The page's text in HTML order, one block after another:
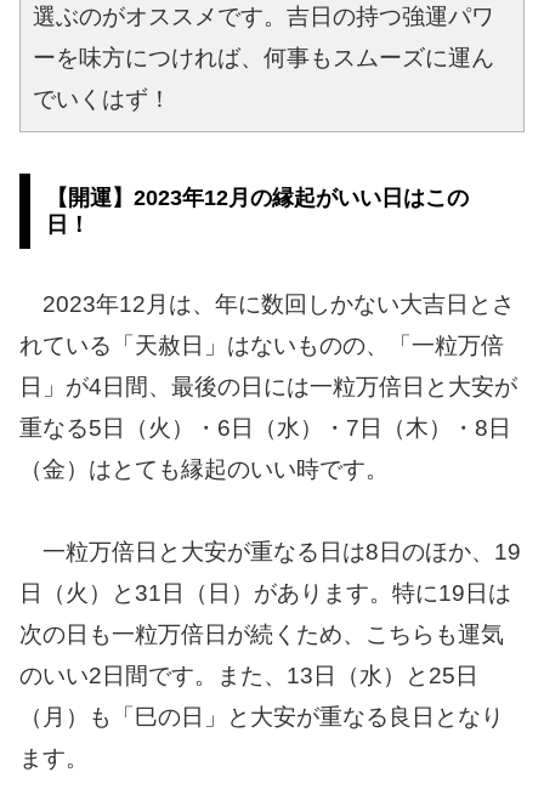
選ぶのがオススメです。吉日の持つ強運パワ
ーを味方につければ、何事もスムーズに運ん
でいくはず！
【開運】2023年12月の縁起がいい日はこの
日！
2023年12月は、年に数回しかない大吉日とさ
れている「天赦日」はないものの、「一粒万倍
日」が4日間、最後の日には一粒万倍日と大安が
重なる5日（火）・6日（水）・7日（木）・8日
（金）はとても縁起のいい時です。
一粒万倍日と大安が重なる日は8日のほか、19
日（火）と31日（日）があります。特に19日は
次の日も一粒万倍日が続くため、こちらも運気
のいい2日間です。また、13日（水）と25日
（月）も「巳の日」と大安が重なる良日となり
ます。